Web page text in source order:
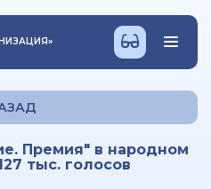
»
Премия" в народном
тыс. голосов